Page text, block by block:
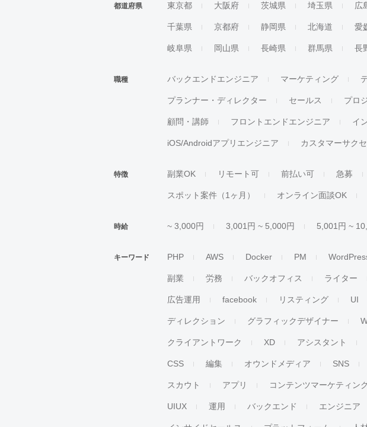
都道府県 東京都 大阪府 茨城県 埼玉県 広
千葉県 京都府 静岡県 北海道 愛
岐阜県 岡山県 長崎県 群馬県 長
職種 バックエンドエンジニア マーケティング
プランナー・ディレクター セールス プロ
顧問・講師 フロントエンドエンジニア イ
iOS/Androidアプリエンジニア カスタマーサク
特徴 副業OK リモート可 前払い可 急募
スポット案件（1ヶ月） オンライン面談OK
時給 ~ 3,000円 3,001円 ~ 5,000円 5,001円 ~
キーワード PHP AWS Docker PM
副業 労務 バックオフィス ライター
広告運用 facebook リスティング UI
ディレクション グラフィックデザイナー
クライアントワーク XD アシスタント
CSS 編集 オウンドメディア SNS
スカウト アプリ コンテンツマーケティン
UIUX 運用 バックエンド エンジニア